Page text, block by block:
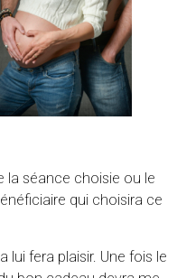
la séance choisie ou le
qui choisira ce
fera plaisir. Une fois le